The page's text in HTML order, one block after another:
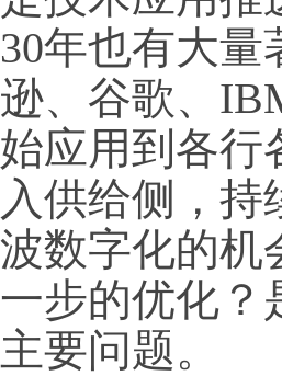
30年也有大
逊、谷歌、
始应用到各行
入供给侧，
波数字化的机
一步的优化？
主要问题。